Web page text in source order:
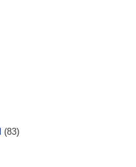
(83)